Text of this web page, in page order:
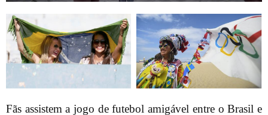
Fãs assistem a jogo de futebol amigável entre o Brasil e